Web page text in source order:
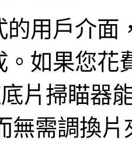
的用戶介面
。如果您花
片掃瞄器
無需調換